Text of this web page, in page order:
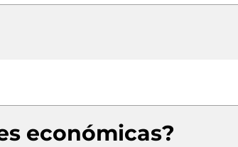
económicas?